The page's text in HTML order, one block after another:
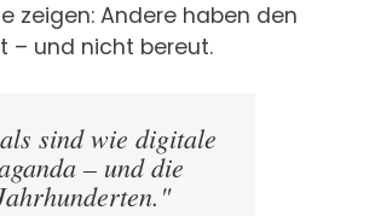
zeigen: Andere haben den
– und nicht bereut.
sind wie digitale
– und die